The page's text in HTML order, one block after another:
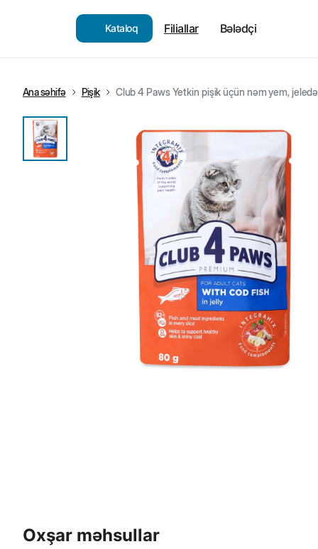
Kataloq Filiallar Bələdçi
Ana səhifə Pişik Club 4 Paws Yetkin pişik üçün nəm yem,
Oxşar məhsullar